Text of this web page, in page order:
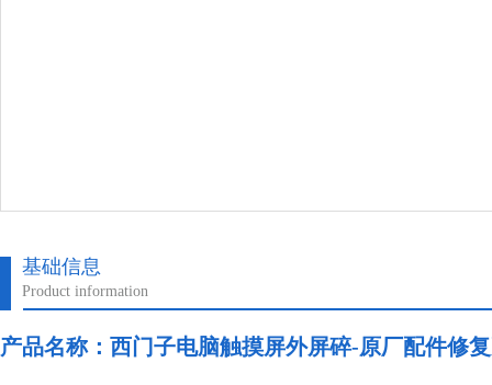
基础信息
Product information
产品名称： 西门子电脑触摸屏外屏碎-原厂配件修